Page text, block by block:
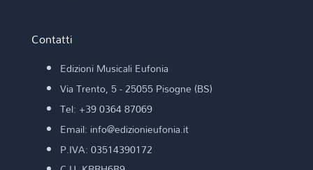
Contatti
Edizioni Musicali Eufonia
Via Trento, 5 - 25055 Pisogne (BS)
Tel: +39 0364 87069
Email: info@edizionieufonia.it
P.IVA: 03514390172